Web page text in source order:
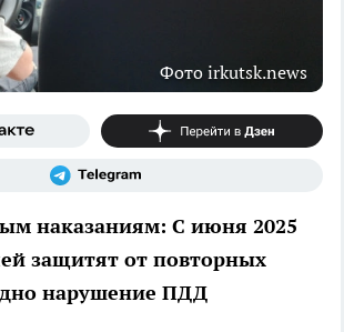
Фото irkutsk.news
наказаниям: С июня 2025
защитят от повторных
нарушение ПДД